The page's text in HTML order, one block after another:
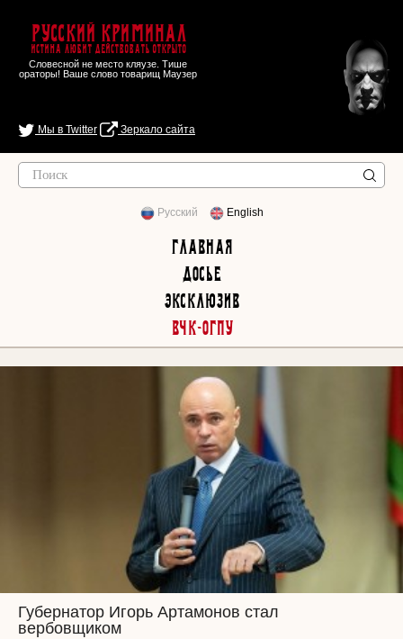
Русский Криминал
Истина любит действовать открыто
Словесной не место кляузе. Тише
ораторы! Ваше слово товарищ Маузер
Мы в Twitter Зеркало сайта
Русский English
Главная
Досье
Эксклюзив
ВЧК-ОГПУ
Губернатор Игорь Артамонов стал
вербовщиком